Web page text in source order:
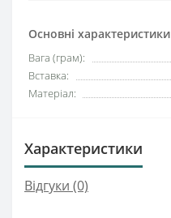
Основні характеристики
Вага (грам):
Вставка:
Матеріал:
Характеристики
Відгуки (0)